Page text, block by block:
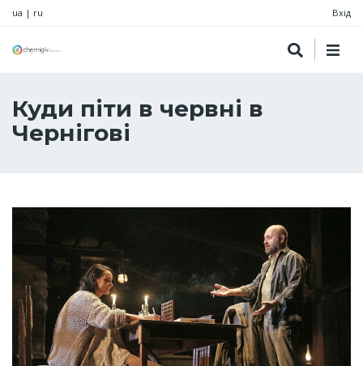
ua | ru Вхід
Куди піти в червні в
Чернігові